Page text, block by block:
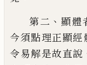
第二 、 顯體
今須點理正顯經
令易解是故直說